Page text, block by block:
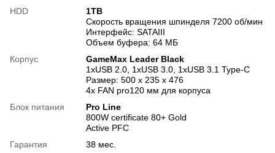
HDD
1TB
Скорость вращения шпинделя 7200 об/мин
Интерфейс: SATAIII
Объем буфера: 64 МБ
Корпус
GameMax Leader Black
1xUSB 2.0, 1xUSB 3.0, 1xUSB 3.1 Type-C
Размер: 500 x 235 x 476
4x FAN pro120 мм для корпуса
Блок питания
Pro Line
800W certificate 80+ Gold
Active PFC
Гарантия
38 мес.